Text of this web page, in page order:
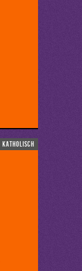
katholisch